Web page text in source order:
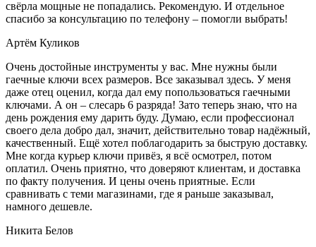
свёрла мощные не попадались. Рекомендую. И отдельное
спасибо за консультацию по телефону – помогли выбрать!
Артём Куликов
Очень достойные инструменты у вас. Мне нужны были
гаечные ключи всех размеров. Все заказывал здесь. У меня
даже отец оценил, когда дал ему попользоваться гаечными
ключами. А он – слесарь 6 разряда! Зато теперь знаю, что на
день рождения ему дарить буду. Думаю, если профессионал
своего дела добро дал, значит, действительно товар надёжный,
качественный. Ещё хотел поблагодарить за быструю доставку.
Мне когда курьер ключи привёз, я всё осмотрел, потом
оплатил. Очень приятно, что доверяют клиентам, и доставка
по факту получения. И цены очень приятные. Если
сравнивать с теми магазинами, где я раньше заказывал,
намного дешевле.
Никита Белов